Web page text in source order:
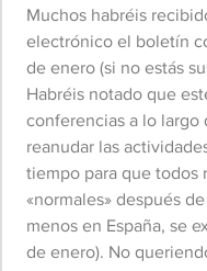
Muchos habréis
electrónico el boletín
de enero (si no estás
Habréis notado que
conferencias a lo largo
reanudar las
tiempo para que todos
«normales» después
menos en España, se
de enero). No